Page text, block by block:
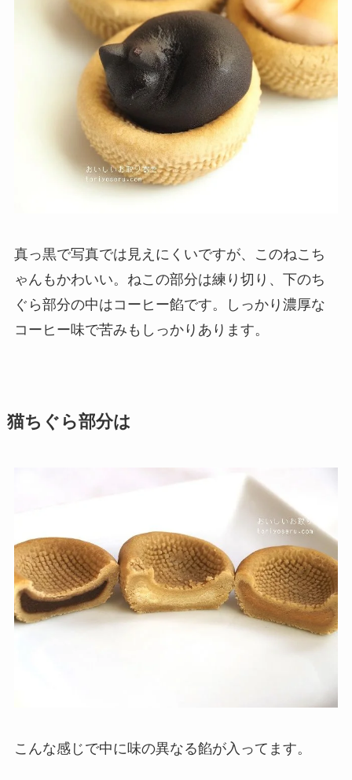
真っ黒で写真では見えにくいですが、このねこち
ゃんもかわいい。ねこの部分は練り切り、下のち
ぐら部分の中はコーヒー餡です。しっかり濃厚な
コーヒー味で苦みもしっかりあります。
猫ちぐら部分は
こんな感じで中に味の異なる餡が入ってます。